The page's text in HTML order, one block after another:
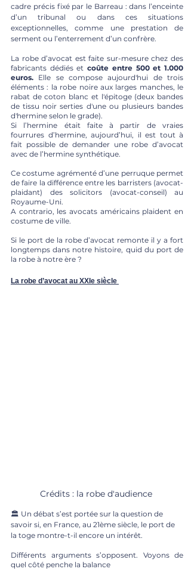
cadre précis fixé par le Barreau : dans l’enceinte
d’un tribunal ou dans ces situations
exceptionnelles, comme une prestation de
serment ou l’enterrement d’un confrère.
La robe d’avocat est faite sur-mesure chez des
fabricants dédiés et coûte entre 500 et 1.000
euros. Elle se compose aujourd'hui de trois
éléments : la robe noire aux larges manches, le
rabat de coton blanc et l'épitoge (deux bandes
de tissu noir serties d'une ou plusieurs bandes
d'hermine selon le grade).
Si l’hermine était faite à partir de vraies
fourrures d’hermine, aujourd’hui, il est tout à
fait possible de demander une robe d’avocat
avec de l’hermine synthétique.
Ce costume agrémenté d’une perruque permet
de faire la différence entre les barristers (avocat-
plaidant) des solicitors (avocat-conseil) au
Royaume-Uni.
A contrario, les avocats américains plaident en
costume de ville.
Si le port de la robe d’avocat remonte il y a fort
longtemps dans notre histoire, quid du port de
la robe à notre ère ?
La robe d’avocat au XXIe siècle
Crédits : la robe d'audience
🏛 Un débat s’est portée sur la question de
savoir si, en France, au 21ème siècle, le port de
la toge montre-t-il encore un intérêt.
Différents arguments s’opposent. Voyons de
quel côté penche la balance